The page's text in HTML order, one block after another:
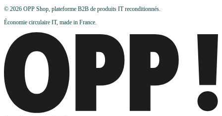
© 2026 OPP Shop, plateforme B2B de produits IT reconditionnés.
Économie circulaire IT, made in France.